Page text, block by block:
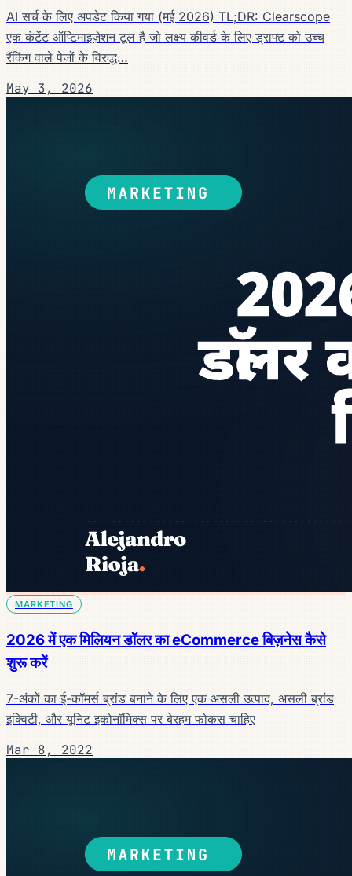
AI सर्च के लिए अपडेट किया गया (मई 2026) TL;DR: Clearscope
एक कंटेंट ऑप्टिमाइज़ेशन टूल है जो लक्ष्य कीवर्ड के लिए ड्राफ्ट को उच्च
रैंकिंग वाले पेजों के विरुद्ध…
May 3, 2026
MARKETING
2026 में एक मिलियन डॉलर का eCommerce बिज़नेस कैसे
शुरू करें
7-अंकों का ई-कॉमर्स ब्रांड बनाने के लिए एक असली उत्पाद, असली ब्रांड
इक्विटी, और यूनिट इकोनॉमिक्स पर बेरहम फोकस चाहिए
Mar 8, 2022